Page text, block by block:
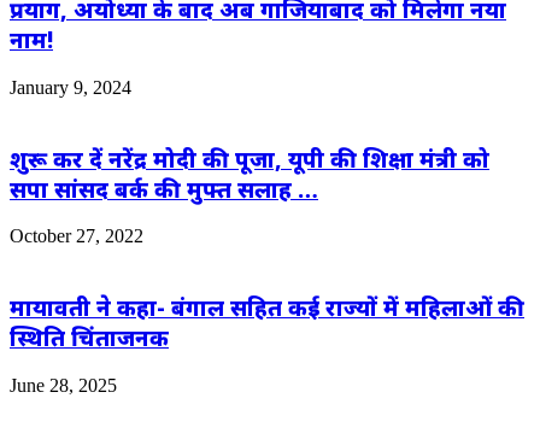
प्रयाग, अयोध्या के बाद अब गाजियाबाद को मिलेगा नया
नाम!
January 9, 2024
शुरू कर दें नरेंद्र मोदी की पूजा, यूपी की शिक्षा मंत्री को
सपा सांसद बर्क की मुफ्त सलाह …
October 27, 2022
मायावती ने कहा- बंगाल सहित कई राज्यों में महिलाओं की
स्थिति चिंताजनक
June 28, 2025